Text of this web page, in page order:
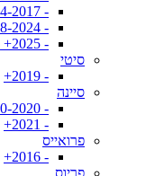
- 2014-2017 (J150)
- 2018-2024 (J150)
- 2025+ (J250)
סיטי
- 2019+
סיינה
- 2010-2020
- 2021+
פרואייס
- 2016+
פריוס